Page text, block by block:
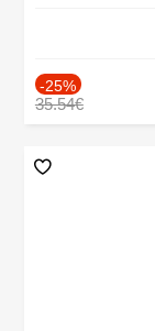
-25%
35.54€